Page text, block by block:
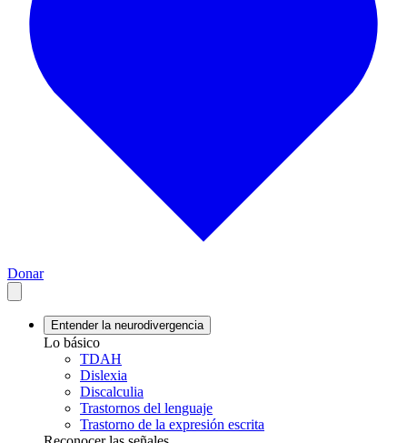
Donar
Entender la neurodivergencia
Lo básico
TDAH
Dislexia
Discalculia
Trastornos del lenguaje
Trastorno de la expresión escrita